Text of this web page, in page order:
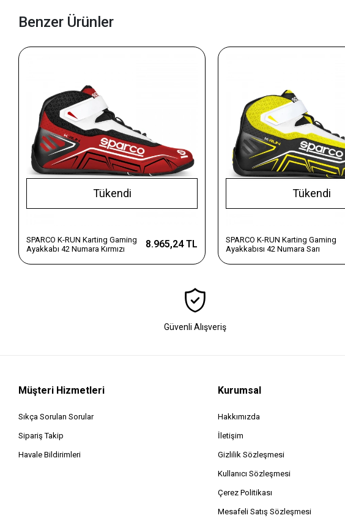
Benzer Ürünler
Tükendi
SPARCO K-RUN Karting Gaming
Ayakkabı 42 Numara Kırmızı
8.965,24 TL
Tükendi
SPARCO K-RUN Karting Gaming
Ayakkabısı 42 Numara Sarı
Güvenli Alışveriş
Müşteri Hizmetleri
Sıkça Sorulan Sorular
Sipariş Takip
Havale Bildirimleri
Kurumsal
Hakkımızda
İletişim
Gizlilik Sözleşmesi
Kullanıcı Sözleşmesi
Çerez Politikası
Mesafeli Satış Sözleşmesi